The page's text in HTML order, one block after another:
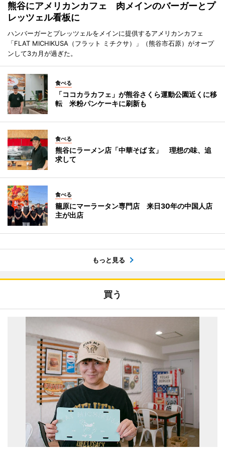
熊谷にアメリカンカフェ 肉メインのバーガーとプ
レッツェル看板に
ハンバーガーとプレッツェルをメインに提供するアメリカンカフェ
「FLAT MICHIKUSA（フラット ミチクサ）」（熊谷市石原）がオープ
ンして3カ月が過ぎた。
食べる
「ココカラカフェ」が熊谷さくら運動公園近くに移
転 米粉パンケーキに刷新も
食べる
熊谷にラーメン店「中華そば 玄」 理想の味、追
求して
食べる
籠原にマーラータン専門店 来日30年の中国人店
主が出店
もっと見る
買う